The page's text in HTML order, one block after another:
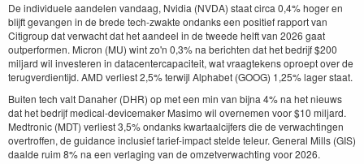
De individuele aandelen vandaag, Nvidia (NVDA) staat circa 0,4% hoger en
blijft gevangen in de brede tech-zwakte ondanks een positief rapport van
Citigroup dat verwacht dat het aandeel in de tweede helft van 2026 gaat
outperformen. Micron (MU) wint zo'n 0,3% na berichten dat het bedrijf $200
miljard wil investeren in datacentercapaciteit, wat vraagtekens oproept over de
terugverdientijd. AMD verliest 2,5% terwijl Alphabet (GOOG) 1,25% lager staat.
Buiten tech valt Danaher (DHR) op met een min van bijna 4% na het nieuws
dat het bedrijf medical-devicemaker Masimo wil overnemen voor $10 miljard.
Medtronic (MDT) verliest 3,5% ondanks kwartaalcijfers die de verwachtingen
overtroffen, de guidance inclusief tarief-impact stelde teleur. General Mills (GIS)
daalde ruim 8% na een verlaging van de omzetverwachting voor 2026.